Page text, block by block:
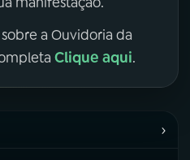
a Ouvidoria da
Clique aqui.
›